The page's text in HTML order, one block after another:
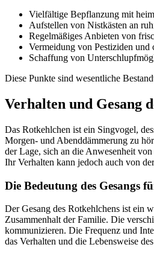
Vielfältige Bepflanzung mit
Aufstellen von Nistkästen an
Regelmäßiges Anbieten von
Vermeidung von Pestiziden und
Schaffung von
Diese Punkte sind wesentliche
Verhalten und Gesang
Das Rotkehlchen ist ein Singvogel,
Morgen- und Abenddämmerung zu
der Lage, sich an die Anwesenheit
Ihr Verhalten kann jedoch auch von
Die Bedeutung des Gesangs
Der Gesang des Rotkehlchens ist ein
Zusammenhalt der Familie. Die
kommunizieren. Die Frequenz und
das Verhalten und die Lebensweise